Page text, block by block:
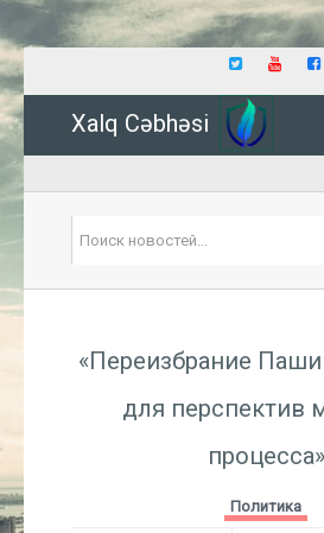
Xalq Cəbhəsi
«Переизбрание
для перспектив
процесса»
Политика